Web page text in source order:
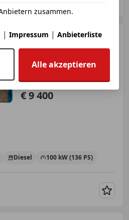
Volkswagen Crafter
€ 9 400
Diesel 100 kW (136 PS)
zusammen.
| Impressum | Anbieterliste
Alle akzeptieren